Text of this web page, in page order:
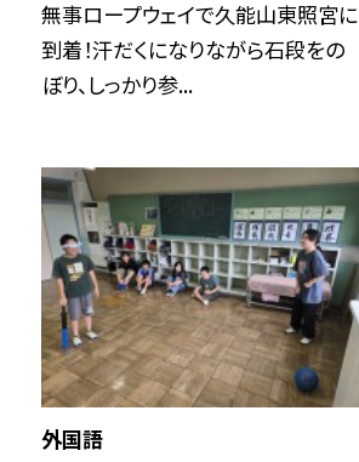
無事ロープウェイで久能山東照宮に
到着！汗だくになりながら石段をの
ぼり、しっかり参...
外国語